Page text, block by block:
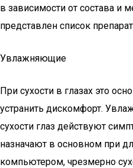
в зависимости от состава и
представлен список
Увлажняющие
При сухости в глазах это
устранить дискомфорт.
сухости глаз действуют
назначают в основном при
компьютером, чрезмерно